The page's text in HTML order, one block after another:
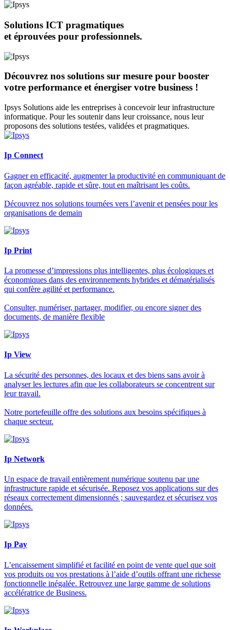
Solutions ICT pragmatiques
et éprouvées pour professionnels.
Découvrez nos solutions sur mesure pour booster
votre performance et énergiser votre business !
Ipsys Solutions aide les entreprises à concevoir leur infrastructure
informatique. Pour les soutenir dans leur croissance, nous leur
proposons des solutions testées, validées et pragmatiques.
Ip Connect
Gagner en efficacité, augmenter la productivité en communiquant de
façon agréable, rapide et sûre, tout en maîtrisant les coûts.
Découvrez nos solutions tournées vers l’avenir et pensées pour les
organisations de demain
Ip Print
La promesse d’impressions plus intelligentes, plus écologiques et
économiques dans des environnements hybrides et dématérialisés
qui confère agilité et performance.
Consulter, numériser, partager, modifier, ou encore signer des
documents, de manière flexible
Ip View
La sécurité des personnes, des locaux et des biens sans avoir à
analyser les lectures afin que les collaborateurs se concentrent sur
leur travail.
Notre portefeuille offre des solutions aux besoins spécifiques à
chaque secteur.
Ip Network
Un espace de travail entièrement numérique soutenu par une
infrastructure rapide et sécurisée. Reposez vos applications sur des
réseaux correctement dimensionnés ; sauvegardez et sécurisez vos
données.
Ip Pay
L’encaissement simplifié et facilité en point de vente quel que soit
vos produits ou vos prestations à l’aide d’outils offrant une richesse
fonctionnelle inégalée. Retrouvez une large gamme de solutions
accélératrice de Business.